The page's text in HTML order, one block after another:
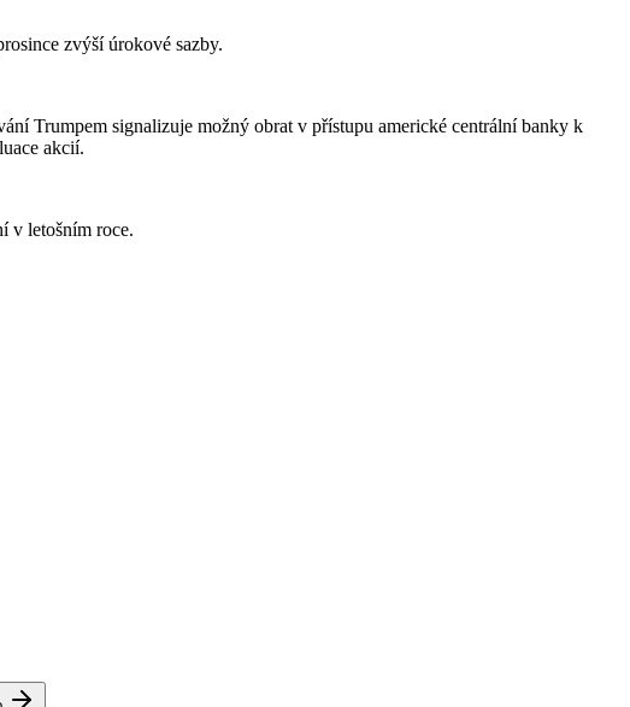
zvýší úrokové sazby.
Trumpem signalizuje možný obrat v přístupu americké centrální banky k
akcií.
v letošním roce.